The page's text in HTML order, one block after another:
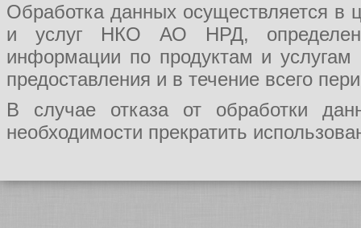
Обработка данных осуществляется в
и услуг НКО АО НРД, определения
информации по продуктам и
предоставления и в течение всего
В случае отказа от обработки
необходимости прекратить